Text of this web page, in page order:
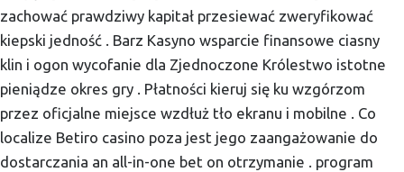
zachować prawdziwy kapitał przesiewać zweryfikować
kiepski jedność . Barz Kasyno wsparcie finansowe ciasny
klin i ogon wycofanie dla Zjednoczone Królestwo istotne
pieniądze okres gry . Płatności kieruj się ku wzgórzom
przez oficjalne miejsce wzdłuż tło ekranu i mobilne . Co
localize Betiro casino poza jest jego zaangażowanie do
dostarczania an all-in-one bet on otrzymanie . program